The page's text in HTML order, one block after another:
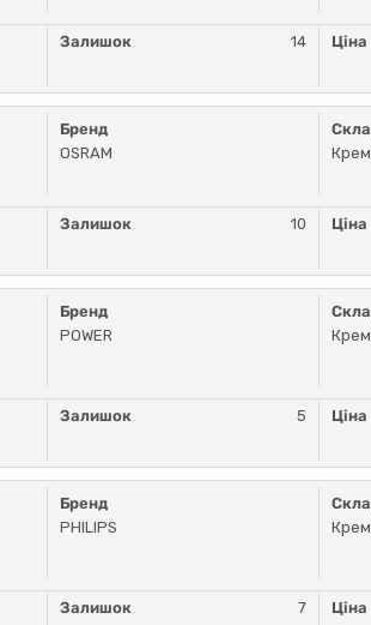
Залишок 14 Ціна
Бренд
OSRAM
Залишок 10 Ціна
Бренд
POWER
Залишок 5 Ціна
Бренд
PHILIPS
Залишок 7 Ціна